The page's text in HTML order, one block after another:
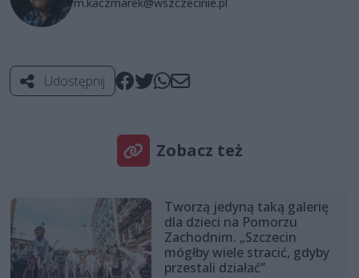
m.kaczmarek@wszczecinie.pl
Udostępnij
Zobacz też
Tworzą jedyną taką galerię
dla dzieci na Pomorzu
Zachodnim. „Szczecin
mógłby wiele stracić, gdyby
przestali działać”